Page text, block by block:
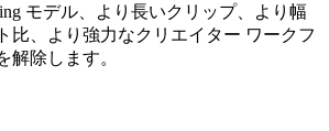
モデル、より長いクリップ、より幅
比、より強力なクリエイター ワークフ
解除します。